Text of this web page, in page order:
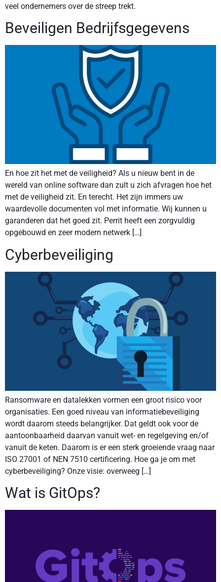
veel ondernemers over de streep trekt.
Beveiligen Bedrijfsgegevens
En hoe zit het met de veiligheid? Als u nieuw bent in de
wereld van online software dan zult u zich afvragen hoe het
met de veiligheid zit. En terecht. Het zijn immers uw
waardevolle documenten vol met informatie. Wij kunnen u
garanderen dat het goed zit. Perrit heeft een zorgvuldig
opgebouwd en zeer modern netwerk […]
Cyberbeveiliging
Ransomware en datalekken vormen een groot risico voor
organisaties. Een goed niveau van informatiebeveiliging
wordt daarom steeds belangrijker. Dat geldt ook voor de
aantoonbaarheid daarvan vanuit wet- en regelgeving en/of
vanuit de keten. Daarom is er een sterk groeiende vraag naar
ISO 27001 of NEN 7510 certificering. Hoe ga je om met
cyberbeveiliging? Onze visie: overweeg […]
Wat is GitOps?